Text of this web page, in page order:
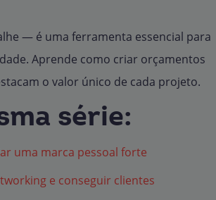
— é uma ferramenta essencial para
Aprende como criar orçamentos
o valor único de cada projeto.
série:
uma marca pessoal forte
e conseguir clientes